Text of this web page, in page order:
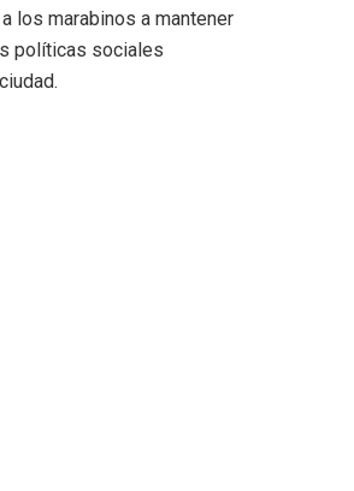
los marabinos a mantener
políticas sociales